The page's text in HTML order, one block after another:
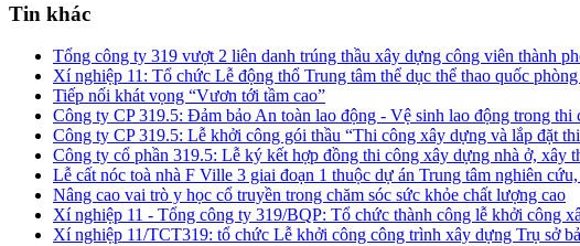
Tin khác
Tổng công ty 319 vượt 2 liên danh trúng thầu xây dựng công viên thành
Xí nghiệp 11: Tổ chức Lễ động thổ Trung tâm thể dục thể thao quốc
Tiếp nối khát vọng “Vươn tới tầm cao”
Công ty CP 319.5: Đảm bảo An toàn lao động - Vệ sinh lao động trong
Công ty CP 319.5: Lễ khởi công gói thầu “Thi công xây dựng và lắp đặt
Công ty cổ phần 319.5: Lễ ký kết hợp đồng thi công xây dựng nhà ở,
Lễ cất nóc toà nhà F Ville 3 giai đoạn 1 thuộc dự án Trung tâm nghiên
Nâng cao vai trò y học cổ truyền trong chăm sóc sức khỏe chất lượng cao
Xí nghiệp 11 - Tổng công ty 319/BQP: Tổ chức thành công lễ khởi công
Xí nghiệp 11/TCT319: tổ chức Lễ khởi công công trình xây dựng Trụ sở